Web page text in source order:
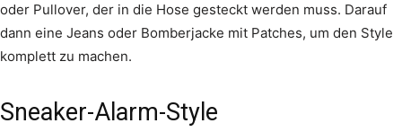
oder Pullover, der in die Hose gesteckt werden muss. Darauf
dann eine Jeans oder Bomberjacke mit Patches, um den Style
komplett zu machen.
Sneaker-Alarm-Style